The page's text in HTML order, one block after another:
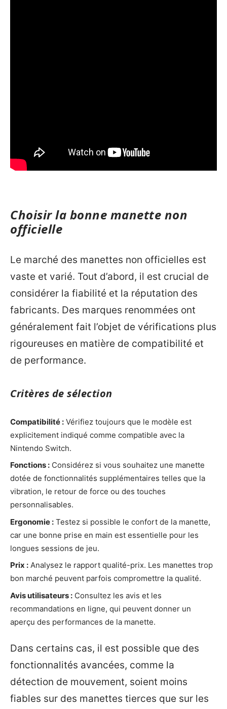
Choisir la bonne manette non
officielle
Le marché des manettes non officielles est
vaste et varié. Tout d’abord, il est crucial de
considérer la fiabilité et la réputation des
fabricants. Des marques renommées ont
généralement fait l’objet de vérifications plus
rigoureuses en matière de compatibilité et
de performance.
Critères de sélection
Compatibilité : Vérifiez toujours que le modèle est
explicitement indiqué comme compatible avec la
Nintendo Switch.
Fonctions : Considérez si vous souhaitez une manette
dotée de fonctionnalités supplémentaires telles que la
vibration, le retour de force ou des touches
personnalisables.
Ergonomie : Testez si possible le confort de la manette,
car une bonne prise en main est essentielle pour les
longues sessions de jeu.
Prix : Analysez le rapport qualité-prix. Les manettes trop
bon marché peuvent parfois compromettre la qualité.
Avis utilisateurs : Consultez les avis et les
recommandations en ligne, qui peuvent donner un
aperçu des performances de la manette.
Dans certains cas, il est possible que des
fonctionnalités avancées, comme la
détection de mouvement, soient moins
fiables sur des manettes tierces que sur les